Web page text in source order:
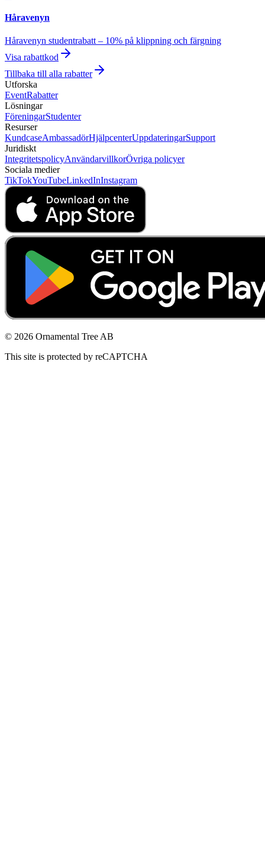
Håravenyn
Håravenyn studentrabatt – 10% på klippning och färgning
Visa rabattkod
Tillbaka till alla rabatter
Utforska
EventRabatter
Lösningar
FöreningarStudenter
Resurser
KundcaseAmbassadörHjälpcenterUppdateringarSupport
Juridiskt
IntegritetspolicyAnvändarvillkorÖvriga policyer
Sociala medier
TikTokYouTubeLinkedInInstagram
© 2026 Ornamental Tree AB
This site is protected by reCAPTCHA